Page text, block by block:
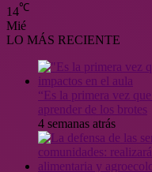
14℃
Mié
LO MÁS RECIENTE
“Es la primera vez
aprender de los brotes
4 semanas atrás